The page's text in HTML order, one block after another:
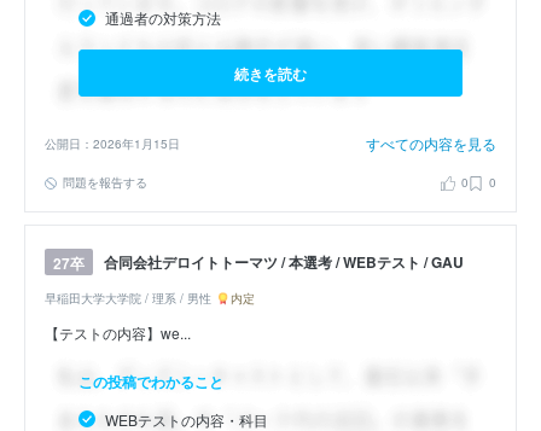
通過者の対策方法
続きを読む
公開日：2026年1月15日 すべての内容を見る
問題を報告する 0 0
27卒 合同会社デロイトトーマツ / 本選考 / WEBテスト / GAU
早稲田大学大学院 / 理系 / 男性 内定
【テストの内容】we...
この投稿でわかること
WEBテストの内容・科目